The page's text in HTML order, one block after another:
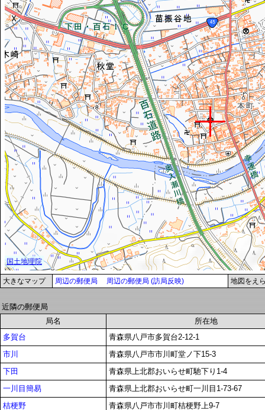
大きなマップ 周辺の郵便局 周辺の郵便局 (訪局反映) 地図をえ
近隣の郵便局
局名
所在地
多賀台
青森県八戸市多賀台2-12-1
市川
青森県八戸市市川町堂ノ下15-3
下田
青森県上北郡おいらせ町馳下り1-4
一川目簡易
青森県上北郡おいらせ町一川目1-73-67
桔梗野
青森県八戸市市川町桔梗野上9-7